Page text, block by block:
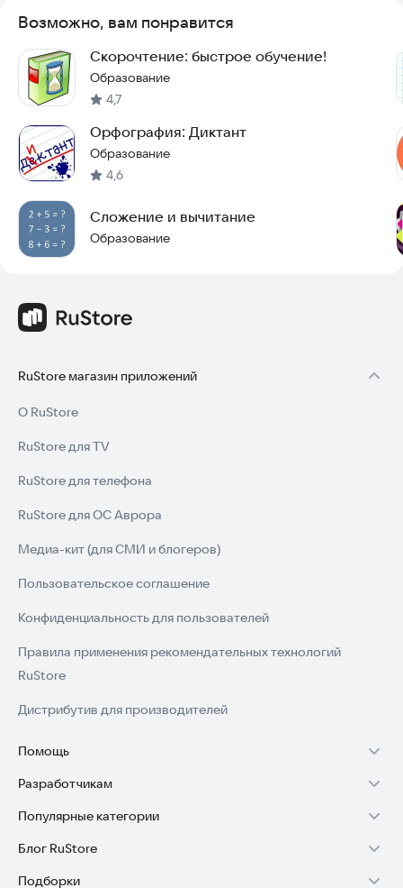
Возможно, вам понравится
Скорочтение: быстрое обучение!
Образование
4,7
Орфография: Диктант
Образование
4,6
Сложение и вычитание
Образование
RuStore магазин приложений
О RuStore
RuStore для TV
RuStore для телефона
RuStore для ОС Аврора
Медиа-кит (для СМИ и блогеров)
Пользовательское соглашение
Конфиденциальность для пользователей
Правила применения рекомендательных технологий
RuStore
Дистрибутив для производителей
Помощь
Установка RuStore на TV
Установка RuStore на телефон
Установка RuStore в машину
Разработчикам
Зарабатывать с RuStore
Стать разработчиком
Популярные категории
Игры для Android
Блог RuStore
Обзоры игр для Android 2025
Подборки